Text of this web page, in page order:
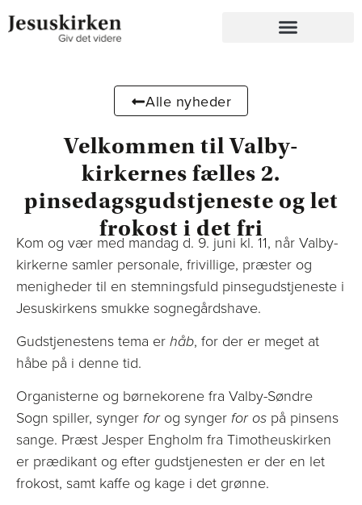
Alle nyheder
Velkommen til Valby-
kirkernes fælles 2.
pinsedagsgudstjeneste og let
frokost i det fri
Kom og vær med mandag d. 9. juni kl. 11, når Valby-
kirkerne samler personale, frivillige, præster og
menigheder til en stemningsfuld pinsegudstjeneste i
Jesuskirkens smukke sognegårdshave.
Gudstjenestens tema erhåb, for der er meget at
håbe på i denne tid.
Organisterne og børnekorene fra Valby-Søndre
Sogn spiller, syngerforog syngerfor os på pinsens
sange. Præst Jesper Engholm fra Timotheuskirken
er prædikant og efter gudstjenesten er der en let
frokost, samt kaffe og kage i det grønne.